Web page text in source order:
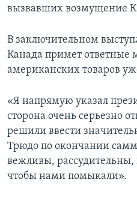
вызвавших возмущение
В заключительном
Канада примет ответные
американских товаров
«Я напрямую указал
сторона очень серьезно
решили ввести
Трюдо по окончании
вежливы,
чтобы нами помыкали».